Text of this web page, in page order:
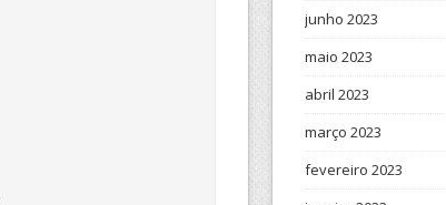
junho 2023
maio 2023
abril 2023
março 2023
fevereiro 2023